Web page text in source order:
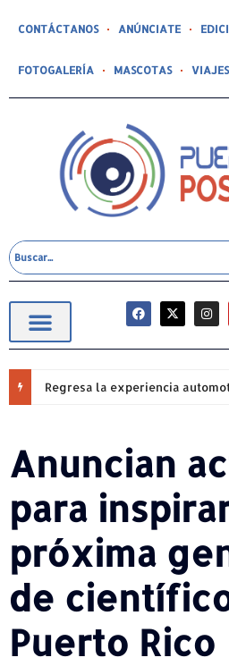
CONTÁCTANOS ANÚNCIATE
FOTOGALERÍA MASCOTAS VIAJES
Anuncian
para
próxima
de
Puerto Rico